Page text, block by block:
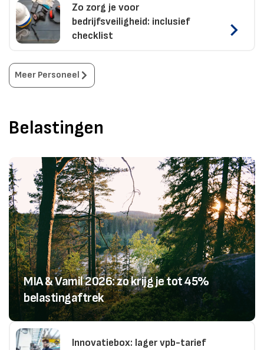
Zo zorg je voor
bedrijfsveiligheid: inclusief
checklist
Meer Personeel
Belastingen
MIA & Vamil 2026: zo krijg je tot 45%
belastingaftrek
Innovatiebox: lager vpb-tarief